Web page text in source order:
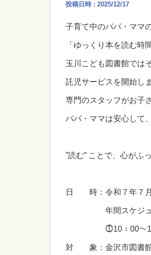
投稿日時 : 2025/12/17
子育て中のパパ・ママ
「ゆっくり本を読む時
玉川こども図書館では
託児サービスを開始しま
専門のスタッフがお子
パパ・ママは安心して
”読む” ことで、心がふ
日 時：令和７年７月
年間スケジュー
⓵10：00～11
対 象：金沢市図書館